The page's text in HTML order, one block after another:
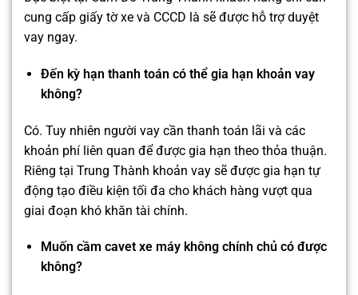
cung cấp giấy tờ xe và CCCD là sẽ được hỗ trợ duyệt
vay ngay.
Đến kỳ hạn thanh toán có thể gia hạn khoản vay
không?
Có. Tuy nhiên người vay cần thanh toán lãi và các
khoản phí liên quan để được gia hạn theo thỏa thuận.
Riêng tại Trung Thành khoản vay sẽ được gia hạn tự
động tạo điều kiện tối đa cho khách hàng vượt qua
giai đoạn khó khăn tài chính.
Muốn cầm cavet xe máy không chính chủ có được
không?